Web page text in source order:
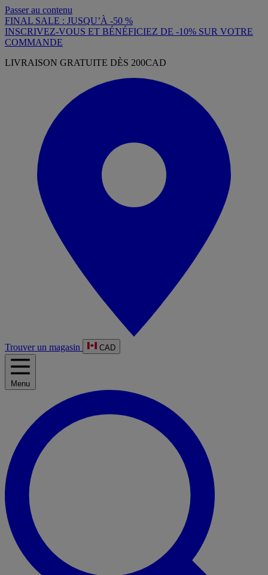
Passer au contenu
FINAL SALE : JUSQU’À -50 %
INSCRIVEZ-VOUS ET BÉNÉFICIEZ DE -10% SUR VOTRE
COMMANDE
LIVRAISON GRATUITE DÈS 200CAD
Trouver un magasin CAD
Menu